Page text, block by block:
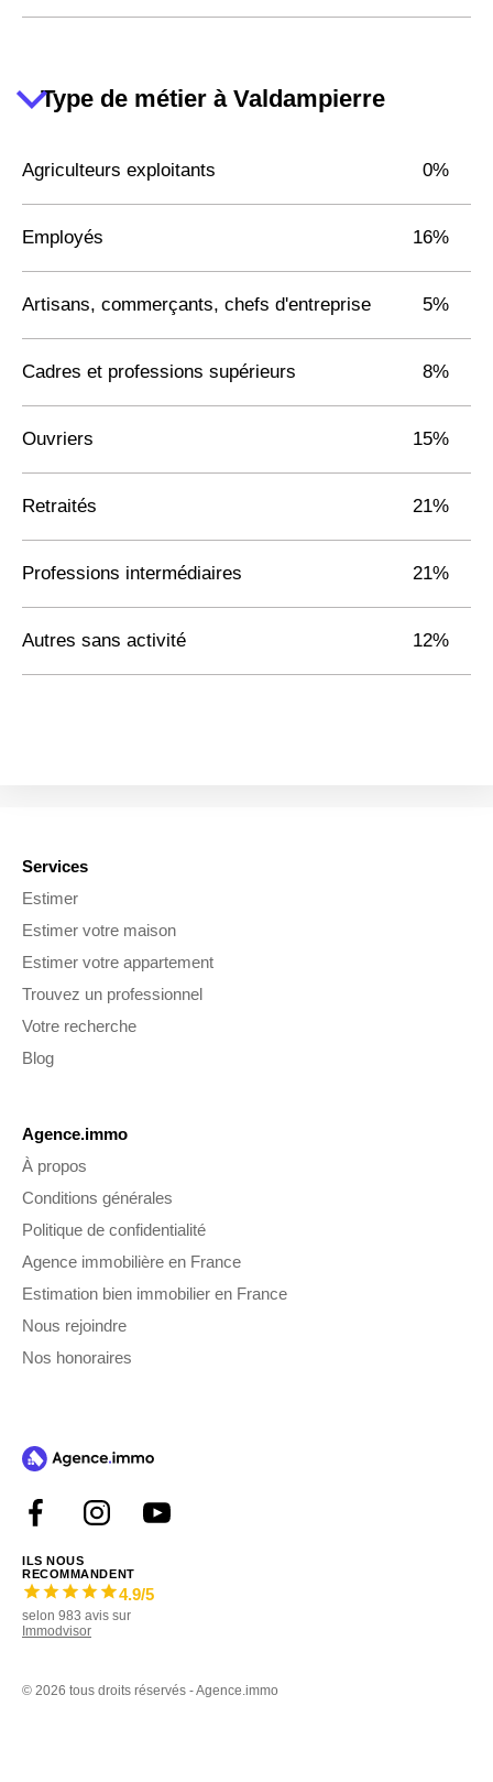
Type de métier à Valdampierre
Agriculteurs exploitants 0%
Employés 16%
Artisans, commerçants, chefs d'entreprise 5%
Cadres et professions supérieurs 8%
Ouvriers 15%
Retraités 21%
Professions intermédiaires 21%
Autres sans activité 12%
Services
Estimer
Estimer votre maison
Estimer votre appartement
Trouvez un professionnel
Votre recherche
Blog
Agence.immo
À propos
Conditions générales
Politique de confidentialité
Agence immobilière en France
Estimation bien immobilier en France
Nous rejoindre
Nos honoraires
ILS NOUS
RECOMMANDENT
4.9/5
selon 983 avis sur
Immodvisor
© 2026 tous droits réservés - Agence.immo